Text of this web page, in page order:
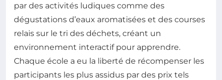
par des activités ludiques comme des
dégustations d’eaux aromatisées et des courses
relais sur le tri des déchets, créant un
environnement interactif pour apprendre.
Chaque école a eu la liberté de récompenser les
participants les plus assidus par des prix tels